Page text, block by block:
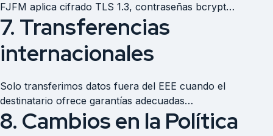
FJFM aplica cifrado TLS 1.3, contraseñas bcrypt…
7. Transferencias
internacionales
Solo transferimos datos fuera del EEE cuando el
destinatario ofrece garantías adecuadas…
8. Cambios en la Política